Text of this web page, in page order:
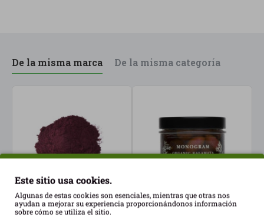
De la misma marca De la misma categoría
Este sitio usa cookies.
Algunas de estas cookies son esenciales, mientras que otras nos
ayudan a mejorar su experiencia proporcionándonos información
sobre cómo se utiliza el sitio.